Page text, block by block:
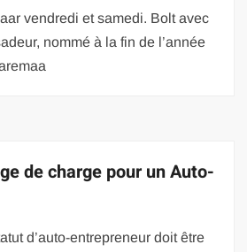
vendredi et samedi. Bolt avec
nommé à la fin de l’année
de charge pour un Auto-
d’auto-entrepreneur doit être